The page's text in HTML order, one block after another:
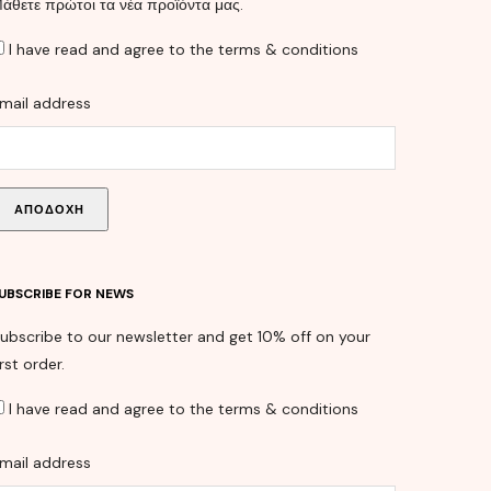
πρώτοι τα νέα προϊόντα μας.
I have read and agree to the terms & conditions
address
FOR NEWS
to our newsletter and get 10% off on your
order.
I have read and agree to the terms & conditions
address